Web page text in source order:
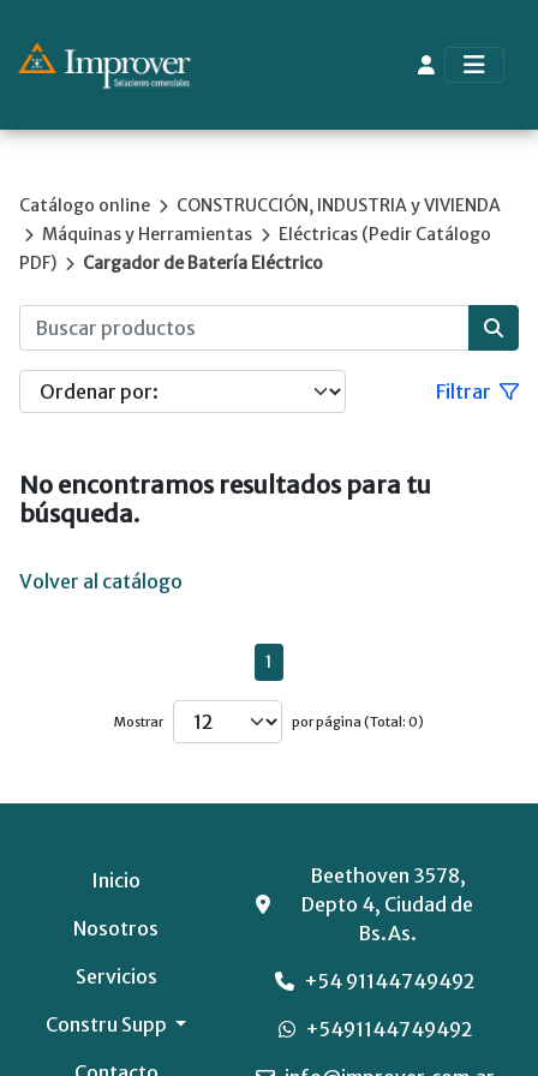
Catálogo online
CONSTRUCCIÓN, INDUSTRIA y VIVIENDA
Máquinas y Herramientas
Eléctricas (Pedir Catálogo
PDF)
Cargador de Batería Eléctrico
Filtrar
No encontramos resultados para tu
búsqueda.
Volver al catálogo
1
Mostrar por página (Total: 0)
Inicio
Nosotros
Servicios
Constru Supp
Beethoven 3578,
Depto 4, Ciudad de
Bs.As.
+54 91144749492
+5491144749492